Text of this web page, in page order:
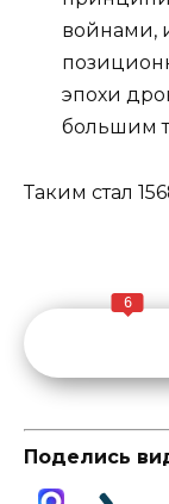
войнами,
эпохи
большим
Таким стал
6
Поделись